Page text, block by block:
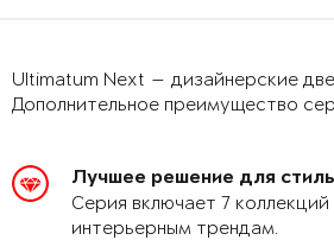
Ultimatum Next — дизайнерские
Дополнительное преимущество
Лучшее решение для
Серия включает 7
интерьерным трендам.